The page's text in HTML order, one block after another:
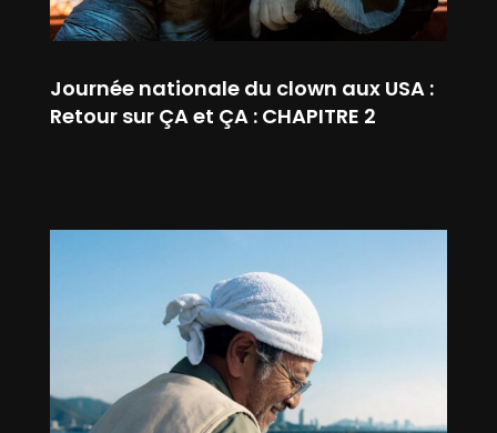
Journée nationale du clown aux USA :
Retour sur ÇA et ÇA : CHAPITRE 2